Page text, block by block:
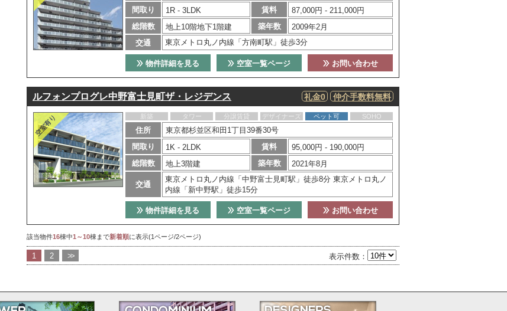
間取り
1R - 3LDK 賃料
87,000円 - 211,000円
総階数
地上10階地下1階建 築年数
2009年2月
交通
東京メトロ丸ノ内線「方南町駅」徒歩3分
お問い合わせ
空室一覧ページ
物件詳細を見る
ルフォンプログレ中野富士見町ザ・レジデンス 仲介手数料無料
礼金0
新築 タワー 分譲賃貸 デザイナーズ ペット可 SOHO
住所
東京都杉並区和田1丁目39番30号
間取り
1K - 2LDK 賃料
95,000円 - 190,000円
総階数
地上3階建 築年数 2021年8月
交通
東京メトロ丸ノ内線「中野富士見町駅」徒歩8分 東京メトロ丸ノ
内線「新中野駅」徒歩15分
お問い合わせ
空室一覧ページ
物件詳細を見る
該当物件16棟中1～10棟まで新着順に表示(1ページ/2ページ)
1 2 >> 表示件数：